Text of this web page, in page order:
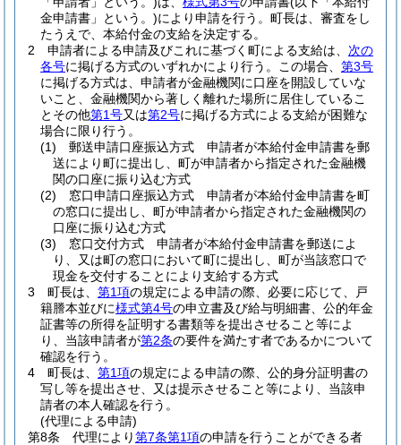
金申請書」という。)により申請を行う。 町長は、審査をし
たうえで、本給付金の支給を決定する。
2
申請者による申請及びこれに基づく町による支給は、 次の
各号に掲げる方式のいずれかにより行う。 この場合、 第3号
に掲げる方式は、申請者が金融機関に口座を開設していな
いこと、金融機関から著しく離れた場所に居住しているこ
とその他第1号又は第2号に掲げる方式による支給が困難な
場合に限り行う。
(1)
郵送申請口座振込方式 申請者が本給付金申請書を郵
送により町に提出し、町が申請者から指定された金融機
関の口座に振り込む方式
(2)
窓口申請口座振込方式 申請者が本給付金申請書を町
の窓口に提出し、町が申請者から指定された金融機関の
口座に振り込む方式
(3)
窓口交付方式 申請者が本給付金申請書を郵送によ
り、又は町の窓口において町に提出し、町が当該窓口で
現金を交付することにより支給する方式
3
町長は、 第1項の規定による申請の際、必要に応じて、戸
籍謄本並びに様式第4号の申立書及び給与明細書、公的年金
証書等の所得を証明する書類等を提出させること等によ
り、当該申請者が第2条の要件を満たす者であるかについて
確認を行う。
4
町長は、 第1項の規定による申請の際、公的身分証明書の
写し等を提出させ、又は提示させること等により、当該申
請者の本人確認を行う。
(代理による申請)
第8条
代理により第7条第1項の申請を行うことができる者